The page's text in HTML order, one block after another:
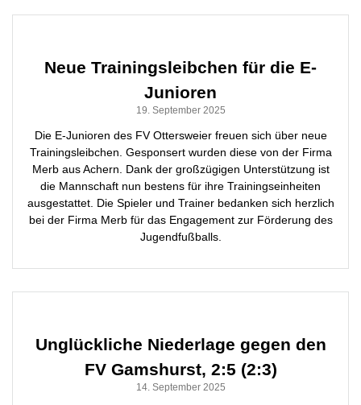
Neue Trainingsleibchen für die E-
Junioren
19. September 2025
Die E-Junioren des FV Ottersweier freuen sich über neue
Trainingsleibchen. Gesponsert wurden diese von der Firma
Merb aus Achern. Dank der großzügigen Unterstützung ist
die Mannschaft nun bestens für ihre Trainingseinheiten
ausgestattet. Die Spieler und Trainer bedanken sich herzlich
bei der Firma Merb für das Engagement zur Förderung des
Jugendfußballs.
Unglückliche Niederlage gegen den
FV Gamshurst, 2:5 (2:3)
14. September 2025